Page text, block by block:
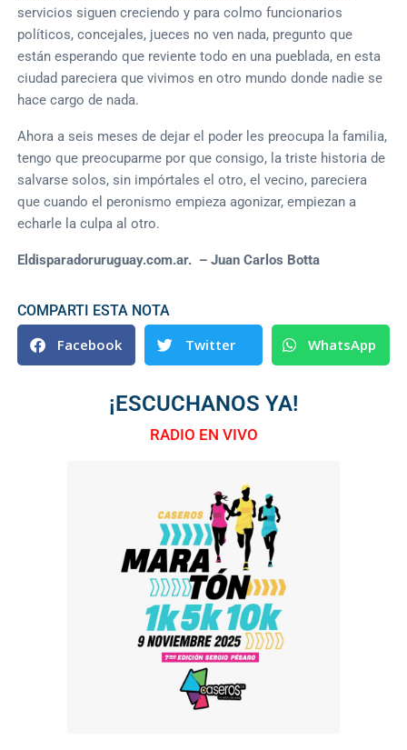
servicios siguen creciendo y para colmo funcionarios
políticos, concejales, jueces no ven nada, pregunto que
están esperando que reviente todo en una pueblada, en esta
ciudad pareciera que vivimos en otro mundo donde nadie se
hace cargo de nada.
Ahora a seis meses de dejar el poder les preocupa la familia,
tengo que preocuparme por que consigo, la triste historia de
salvarse solos, sin impórtales el otro, el vecino, pareciera
que cuando el peronismo empieza agonizar, empiezan a
echarle la culpa al otro.
Eldisparadoruruguay.com.ar. – Juan Carlos Botta
COMPARTI ESTA NOTA
Facebook Twitter WhatsApp
¡ESCUCHANOS YA!
RADIO EN VIVO